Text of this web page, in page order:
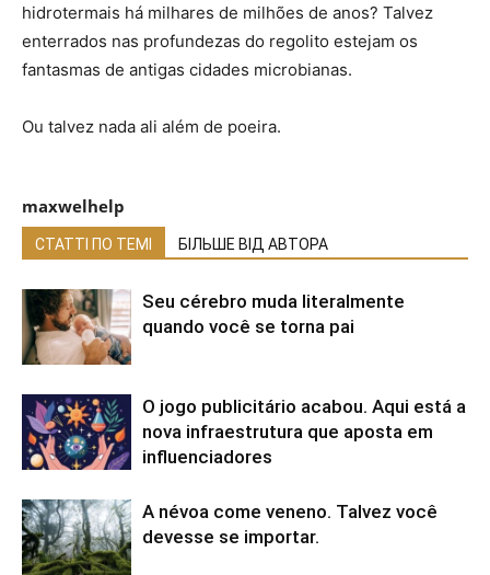
hidrotermais há milhares de milhões de anos? Talvez
enterrados nas profundezas do regolito estejam os
fantasmas de antigas cidades microbianas.
Ou talvez nada ali além de poeira.
maxwelhelp
СТАТТІ ПО ТЕМІ БІЛЬШЕ ВІД АВТОРА
Seu cérebro muda literalmente
quando você se torna pai
O jogo publicitário acabou. Aqui está a
nova infraestrutura que aposta em
influenciadores
A névoa come veneno. Talvez você
devesse se importar.